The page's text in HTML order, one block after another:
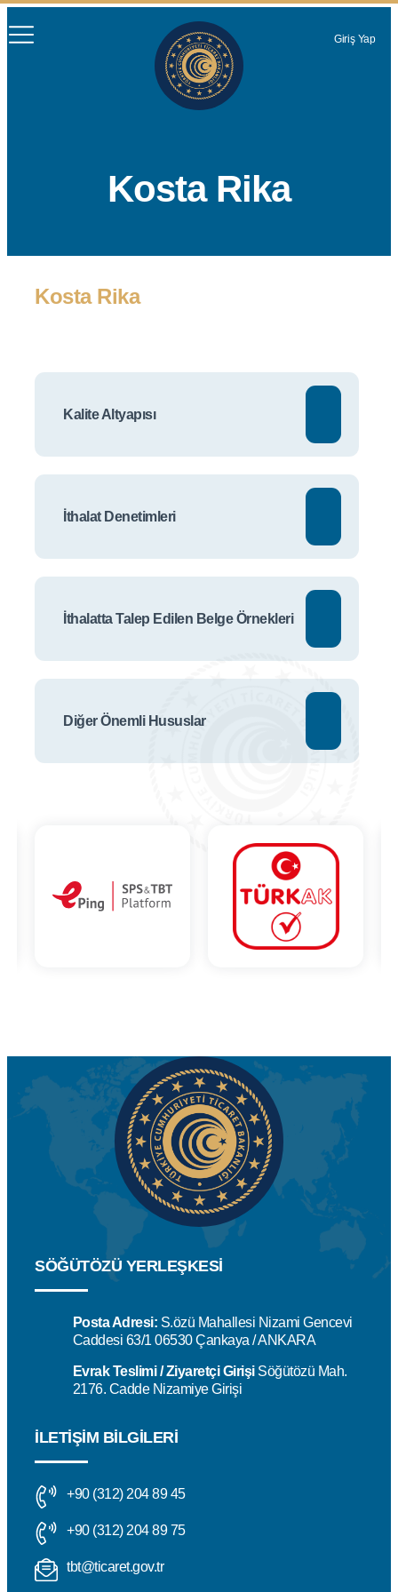
Giriş Yap
Kosta Rika
Kalite Altyapısı
İthalat Denetimleri
İthalatta Talep Edilen Belge Örnekleri
Diğer Önemli Hususlar
Kosta Rika
SÖĞÜTÖZÜ YERLEŞKESİ
Posta Adresi: S.özü Mahallesi Nizami Gencevi
Caddesi 63/1 06530 Çankaya / ANKARA
Evrak Teslimi / Ziyaretçi GirişiSöğütözü Mah.
2176. Cadde Nizamiye Girişi
İLETIŞIM BILGILERI
+90 (312) 204 89 45
+90 (312) 204 89 75
tbt@ticaret.gov.tr